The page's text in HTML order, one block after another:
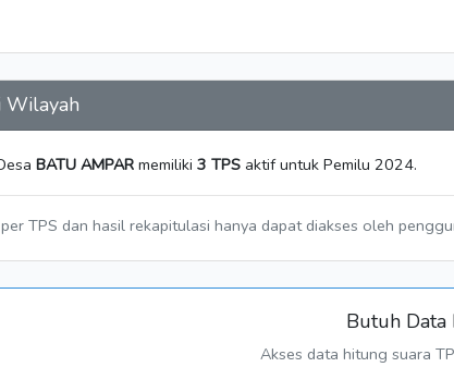
Wilayah
BATU AMPAR memiliki 3 TPS aktif untuk Pemilu 2024.
TPS dan hasil rekapitulasi hanya dapat diakses oleh
Butuh Data
Akses data hitung suara